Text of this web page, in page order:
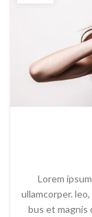
Lorem
ullamcorper.
bus et magnis